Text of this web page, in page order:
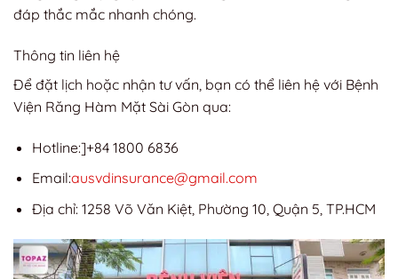
đáp thắc mắc nhanh chóng.
Thông tin liên hệ
Để đặt lịch hoặc nhận tư vấn, bạn có thể liên hệ với Bệnh
Viện Răng Hàm Mặt Sài Gòn qua:
Hotline:]+84 1800 6836
Email:ausvdinsurance@gmail.com
Địa chỉ: 1258 Võ Văn Kiệt, Phường 10, Quận 5, TP.HCM